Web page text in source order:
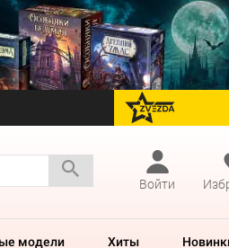
перейти на Zvezda
Войти
модели Хиты